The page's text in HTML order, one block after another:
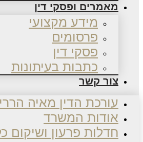
מאמרים ופסקי דין
מידע מקצועי
פרסומים
פסקי דין
כתבות בעיתונות
צור קשר
עורכת הדין מאיה הררי-
אודות המשרד
חדלות פרעון ושיקום